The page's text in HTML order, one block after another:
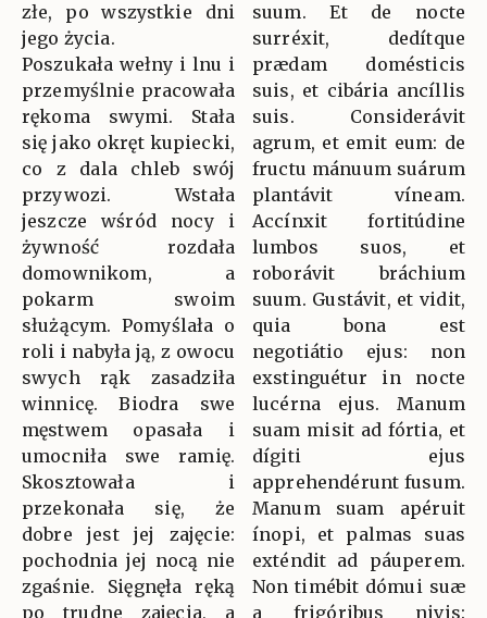
złe, po wszystkie dni
jego życia.
Poszukała wełny i lnu i
przemyślnie pracowała
rękoma swymi. Stała
się jako okręt kupiecki,
co z dala chleb swój
przywozi. Wstała
jeszcze wśród nocy i
żywność rozdała
domownikom, a
pokarm swoim
służącym. Pomyślała o
roli i nabyła ją, z owocu
swych rąk zasadziła
winnicę. Biodra swe
męstwem opasała i
umocniła swe ramię.
Skosztowała i
przekonała się, że
dobre jest jej zajęcie:
pochodnia jej nocą nie
zgaśnie. Sięgnęła ręką
po trudne zajęcia, a
suum. Et de nocte
surréxit, dedítque
prædam domésticis
suis, et cibária ancíllis
suis. Considerávit
agrum, et emit eum: de
fructu mánuum suárum
plantávit víneam.
Accínxit fortitúdine
lumbos suos, et
roborávit bráchium
suum. Gustávit, et vidit,
quia bona est
negotiátio ejus: non
exstinguétur in nocte
lucérna ejus. Manum
suam misit ad fórtia, et
dígiti ejus
apprehendérunt fusum.
Manum suam apéruit
ínopi, et palmas suas
exténdit ad páuperem.
Non timébit dómui suæ
a frigóribus nivis: